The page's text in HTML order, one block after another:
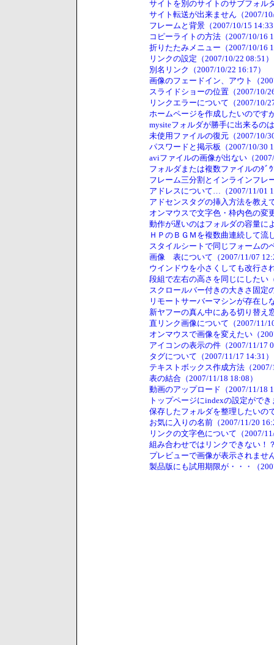
サイトを別のサイトのサブフォル
サイト転送が出来ません（2007/
フレームと背景（2007/10/15
コピーライトの方法（2007/10/16
折りたたみメニュー（2007/10/16
リンクの設定（2007/10/22 08:51）
別名リンク（2007/10/22 16:17）
画像のフェードイン、アウト（
スライドショーの位置（2007/10/
リンクエラーについて（2007/10/
ホームページを作成したいのです
mysiteフォルダが勝手に出来るの
未使用ファイルの復元（2007/10/
パスワードと掲示板（2007/10/30
aviファイルの画像が出ない（
フォルダまたは複数ファイルのﾀﾞ
フレーム三分割とインラインフレ
アドレスについて…（2007/11/01
アドセンスタグの挿入方法を教え
オンマウスで文字色・枠内色の変
動作が遅いのはフォルダの容量に
ＨＰのＢＧＭを複数曲連続して流
スタイルシートで同じフォームの
画像 表について（2007/11/07
ウインドウを小さくしても改行さ
段組で左右の高さを同じにしたい
スクロールバー付きの大きさ固定
リモートサーバーマシンが存在し
新ヤフーの真ん中にある切り替え
直リンク画像について（2007/11/
オンマウスで画像を変えたい（
アイコンの表示の件（2007/11/17
タグについて（2007/11/17 14:31）
テキストボックス作成方法（
表の結合（2007/11/18 18:08）
動画のアップロード（2007/11/18
トップページにindexの設定がで
保存したフォルダを整理したいの
お気に入りの名前（2007/11/20
リンクの文字色について（2007/
組み合わせではリンクできない！
プレビューで画像が表示されませ
製品版にも試用期限が・・・（